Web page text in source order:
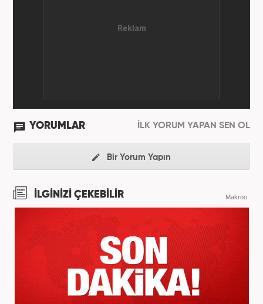
YORUMLAR İLK YORUM YAPAN SEN OL
Bir Yorum Yapın
İLGİNİZİ ÇEKEBİLİR Makroo